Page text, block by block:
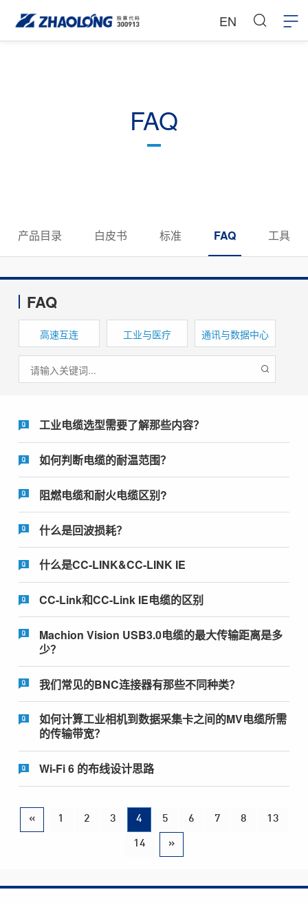
EN
FAQ
产品目录 白皮书 标准 FAQ 工具
FAQ
高速互连 工业与医疗 通讯与数据中心
工业电缆选型需要了解那些内容？
如何判断电缆的耐温范围？
阻燃电缆和耐火电缆区别?
什么是回波损耗？
什么是CC-LINK&CC-LINK IE
CC-Link和CC-Link IE电缆的区别
Machion Vision USB3.0电缆的最大传输距离是多
少？
我们常见的BNC连接器有那些不同种类？
如何计算工业相机到数据采集卡之间的MV电缆所需
的传输带宽？
Wi-Fi 6 的布线设计思路
« 1 2 3 4 5 6 7 8 13
14 »